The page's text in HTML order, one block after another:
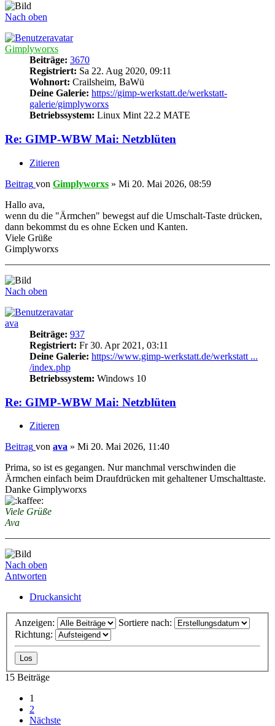
Nach oben
Gimplyworxs
Beiträge: 3670
Registriert: Sa 22. Aug 2020, 09:11
Wohnort: Crailsheim, BaWü
Deine Galerie: https://gimp-werkstatt.de/werkstatt-
galerie/gimplyworxs
Betriebssystem: Linux Mint 22.2 MATE
Re: GIMP-WBW Mai: Netzblüten
Zitieren
Beitrag von Gimplyworxs » Mi 20. Mai 2026, 08:59
Hallo ava,
wenn du die "Ärmchen" bewegst auf die Umschalt-Taste drücken,
dann bekommst du es ohne Ecken und Kanten.
Viele Grüße
Gimplyworxs
Nach oben
ava
Beiträge: 937
Registriert: Fr 30. Apr 2021, 03:11
Deine Galerie: https://www.gimp-werkstatt.de/werkstatt ...
/index.php
Betriebssystem: Windows 10
Re: GIMP-WBW Mai: Netzblüten
Zitieren
Beitrag von ava » Mi 20. Mai 2026, 11:40
Prima, so ist es gegangen. Nur manchmal verschwinden die
Ärmchen einfach beim Draufdrücken mit gehaltener Umschalttaste.
Danke Gimplyworxs
Viele Grüße
Ava
Nach oben
Antworten
Druckansicht
Anzeigen:
Sortiere nach:
Richtung:
15 Beiträge
1
2
Nächste